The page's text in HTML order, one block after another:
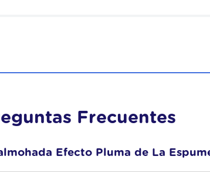
Frecuentes
Efecto Pluma de La